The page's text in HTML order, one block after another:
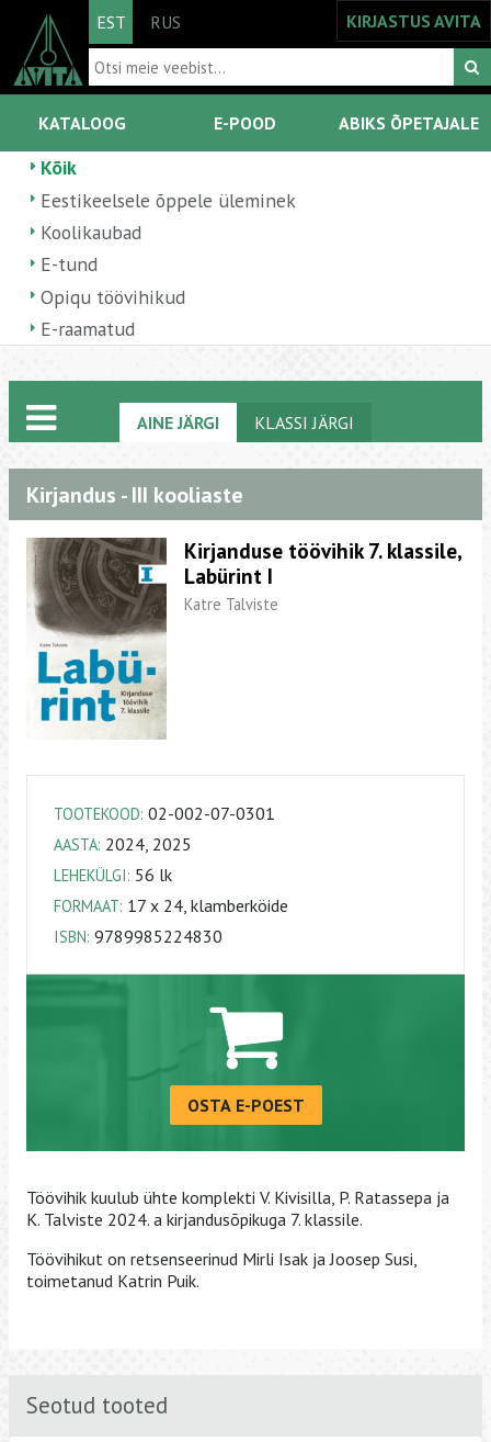
EST RUS KIRJASTUS AVITA
KATALOOG E-POOD ABIKS ÕPETAJALE
Kõik
Eestikeelsele õppele üleminek
Koolikaubad
E-tund
Opiqu töövihikud
E-raamatud
AINE JÄRGI KLASSI JÄRGI
Kirjandus - III kooliaste
Kirjanduse töövihik 7. klassile,
Labürint I
Katre Talviste
TOOTEKOOD: 02-002-07-0301
AASTA: 2024, 2025
LEHEKÜLGI: 56 lk
FORMAAT: 17 x 24, klamberköide
ISBN: 9789985224830
OSTA E-POEST
Töövihik kuulub ühte komplekti V. Kivisilla, P. Ratassepa ja
K. Talviste 2024. a kirjandusõpikuga 7. klassile.
Töövihikut on retsenseerinud Mirli Isak ja Joosep Susi,
toimetanud Katrin Puik.
Seotud tooted